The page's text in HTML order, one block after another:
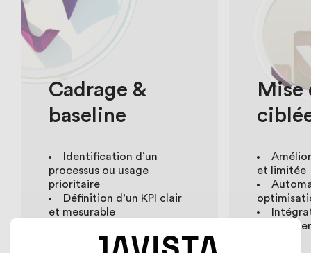
Cadrage &
baseline
Identification d’un
processus ou usage
prioritaire
Définition d’un KPI clair
et mesurable
et limitée